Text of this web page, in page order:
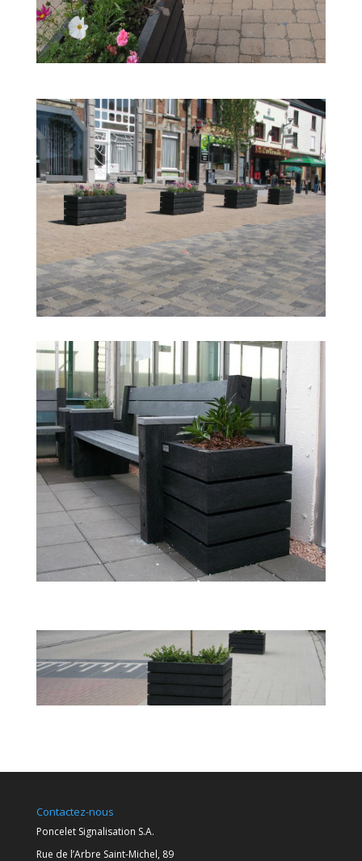
Contactez-nous
Poncelet Signalisation S.A.
Rue de l’Arbre Saint-Michel, 89